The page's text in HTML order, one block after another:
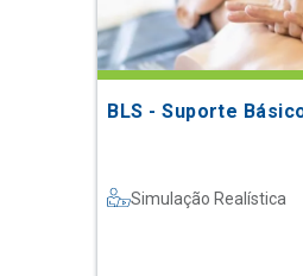
BLS - Suporte
Simulação Realística